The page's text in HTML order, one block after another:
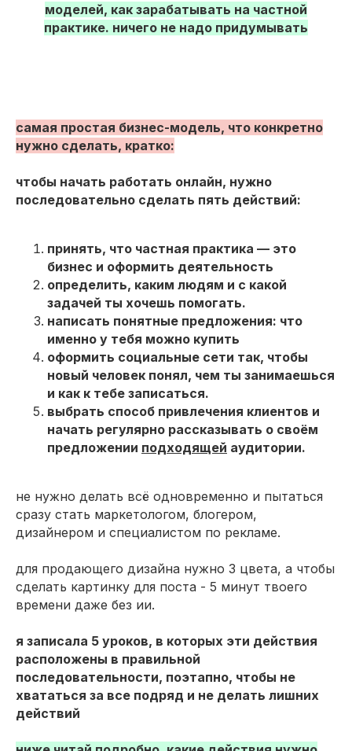
моделей, как зарабатывать на частной
практике. ничего не надо придумывать
самая простая бизнес-модель, что конкретно
нужно сделать, кратко:
чтобы начать работать онлайн, нужно
последовательно сделать пять действий:
принять, что частная практика — это
бизнес и оформить деятельность
определить, каким людям и с какой
задачей ты хочешь помогать.
написать понятные предложения: что
именно у тебя можно купить
оформить социальные сети так, чтобы
новый человек понял, чем ты занимаешься
и как к тебе записаться.
выбрать способ привлечения клиентов и
начать регулярно рассказывать о своём
предложении подходящей аудитории.
не нужно делать всё одновременно и пытаться
сразу стать маркетологом, блогером,
дизайнером и специалистом по рекламе.
для продающего дизайна нужно 3 цвета, а чтобы
сделать картинку для поста - 5 минут твоего
времени даже без ии.
я записала 5 уроков, в которых эти действия
расположены в правильной
последовательности, поэтапно, чтобы не
хвататься за все подряд и не делать лишних
действий